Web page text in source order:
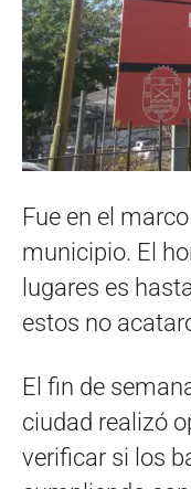
Fue en el
municipio. El
lugares es
estos no
El fin de
ciudad realizó
verificar si los